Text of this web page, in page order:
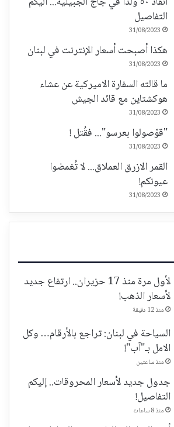
التفاصيل
31/08/2023
هكذا أصبحت أسعار الإنترنت في لبنان
31/08/2023
ما قالته السفارة الاميركية عن عشاء
هوكشتاين مع قائد الجيش
31/08/2023
"قوّصولوا بعرسو"... فقُتل !
31/08/2023
القمر الازرق العملاق... لا تُغمضوا
عيونكم!
31/08/2023
لأول مرة منذ 17 حزيران.. ارتفاع جديد
لأسعار الذهب!
منذ 12 دقيقة
السياحة في لبنان: تراجع بالأرقام… وكل
الامل بـ"آب"!
منذ ساعتين
جدول جديد لأسعار المحروقات.. إليكم
التفاصيل!
منذ 8 ساعات